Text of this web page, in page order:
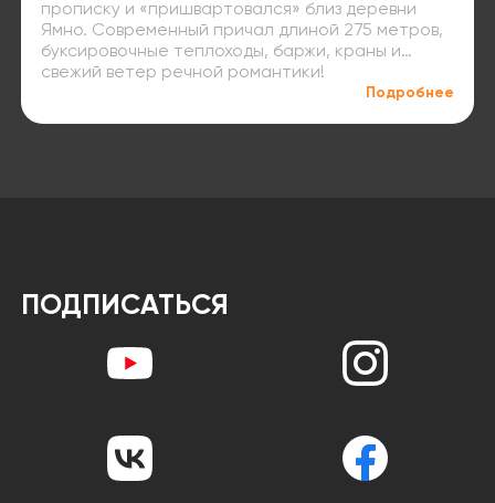
прописку и «пришвартовался» близ деревни
Ямно. Современный причал длиной 275 метров,
буксировочные теплоходы, баржи, краны и…
свежий ветер речной романтики!
Подробнее
ПОДПИСАТЬСЯ